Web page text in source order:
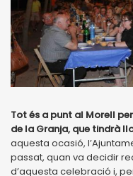
Tot és a punt al Morell
de la Granja, que tindrà
aquesta ocasió,
passat, quan va decidir
d’aquesta celebració i,